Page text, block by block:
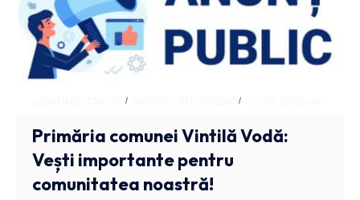
ADMINISTRATIV ANUNTURI BUZAU
Primăria comunei Vintilă Vodă:
Vești importante pentru
comunitatea noastră!